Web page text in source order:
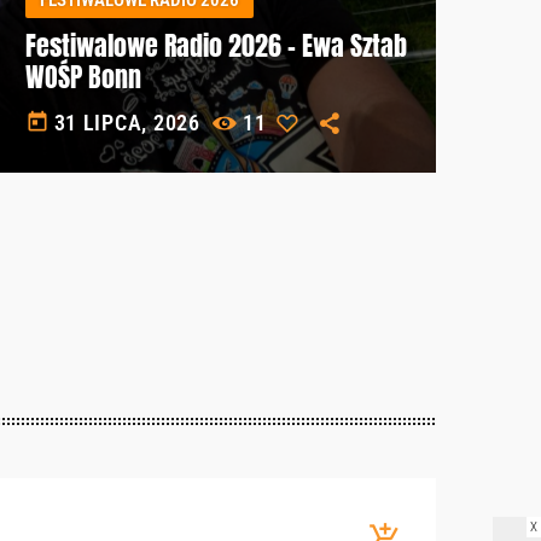
Festiwalowe Radio 2026 – Ewa Sztab
WOŚP Bonn
today 31 LIPCA, 2026 11
X